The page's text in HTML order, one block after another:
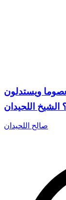
ويستدلون
الشيخ اللحيدان
صالح اللحيدان